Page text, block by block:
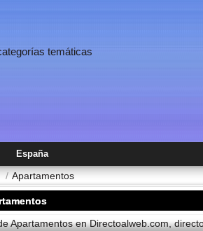
temáticas
España
/ Apartamentos
Apartamentos en Directoalweb.com,